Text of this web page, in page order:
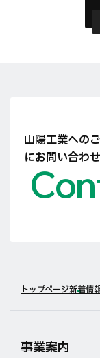
山陽工業への
にお問い合わ
トップページ新着情
事業案内